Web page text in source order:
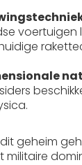
voertuigen
geheim
militaire